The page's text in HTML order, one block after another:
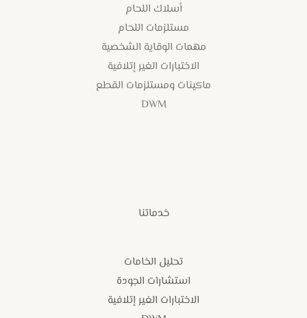
أسلاك اللحام
مستلزمات اللحام
مهمات الوقاية الشخصية
الاختبارات الغير إتلافية
ماكينات ومستلزمات القطع
DWM
خدماتنا
تحليل الخامات
استشارات الجودة
الاختبارات الغير إتلافية